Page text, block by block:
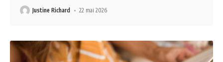
Justine Richard 22 mai 2026